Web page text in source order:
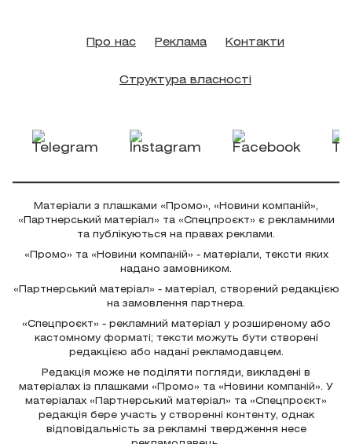
Про нас Реклама Контакти
Структура власності
Матеріали з плашками «Промо», «Новини компаній»,
«Партнерський матеріал» та «Спецпроєкт» є рекламними
та публікуються на правах реклами.
«Промо» та «Новини компаній» - матеріали, тексти яких
надано замовником.
«Партнерський матеріал» - матеріал, створений редакцією
на замовлення партнера.
«Спецпроєкт» - рекламний матеріал у розширеному або
кастомному форматі; тексти можуть бути створені
редакцією або надані рекламодавцем.
Редакція може не поділяти погляди, викладені в
матеріалах із плашками «Промо» та «Новини компаній». У
матеріалах «Партнерський матеріал» та «Спецпроєкт»
редакція бере участь у створенні контенту, однак
відповідальність за рекламні твердження несе